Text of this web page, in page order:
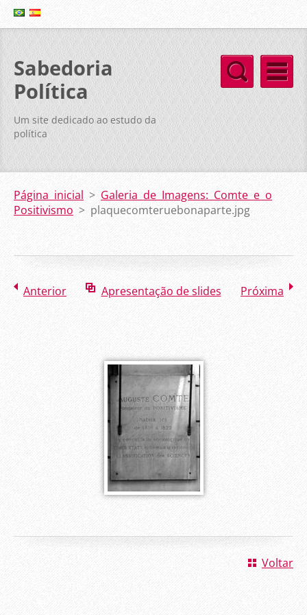
Sabedoria
Política
Um site dedicado ao estudo da
política
Página inicial > Galeria de Imagens: Comte e o
Positivismo > plaquecomteruebonaparte.jpg
Anterior Apresentação de slides Próxima
Voltar